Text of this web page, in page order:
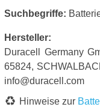
Suchbegriffe:
Hersteller:
Duracell Germany
65824,
info@duracell.com
Hinweise zur